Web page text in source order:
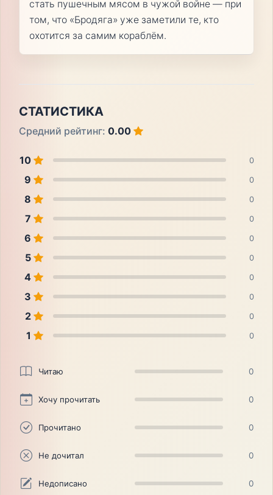
стать пушечным мясом в чужой войне — при
том, что «Бродяга» уже заметили те, кто
охотится за самим кораблём.
СТАТИСТИКА
Средний рейтинг: 0.00
10 0
9 0
8 0
7 0
6 0
5 0
4 0
3 0
2 0
1 0
Читаю 0
Хочу прочитать 0
Прочитано 0
Не дочитал 0
Недописано 0